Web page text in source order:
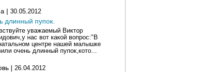
| 30.05.2012
длинный пупок.
уважаемый Виктор
нас вот какой вопрос:"В
центре нашей малышке
очень длинный пупок,кото...
| 26.04.2012